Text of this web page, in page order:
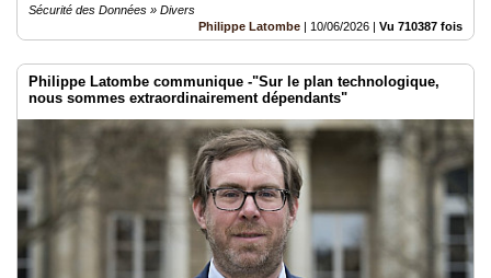
Sécurité des Données » Divers
Philippe Latombe | 10/06/2026 | Vu 710387 fois
Philippe Latombe communique -"Sur le plan technologique,
nous sommes extraordinairement dépendants"